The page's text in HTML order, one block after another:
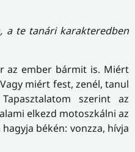
a te tanári karakteredben
az ember bármit is. Miért
miért fest, zenél, tanul
szerint az
elkezd motoszkálni az
békén: vonzza, hívja